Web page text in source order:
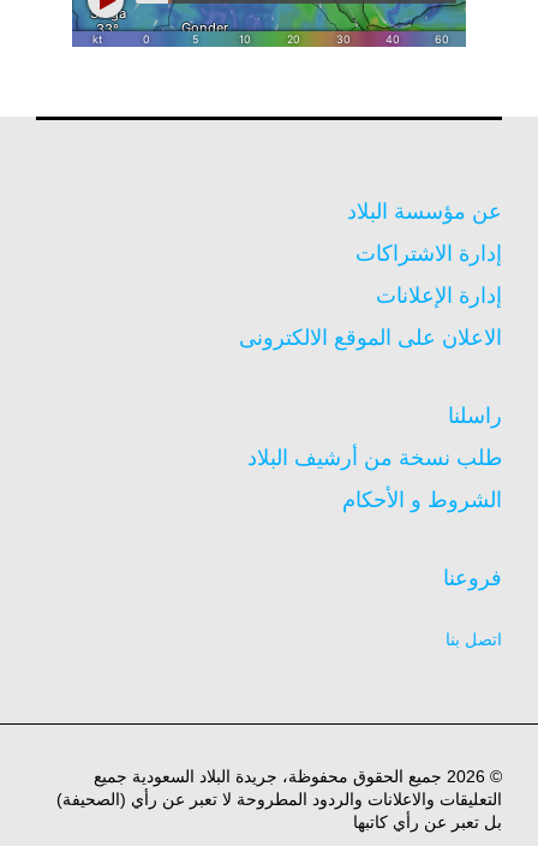
عن مؤسسة البلاد
إدارة الاشتراكات
إدارة الإعلانات
الاعلان على الموقع الالكترونى
راسلنا
طلب نسخة من أرشيف البلاد
الشروط و الأحكام
فروعنا
اتصل بنا
© 2026 جميع الحقوق محفوظة، جريدة البلاد السعودية جميع
التعليقات والاعلانات والردود المطروحة لا تعبر عن رأي (الصحيفة)
بل تعبر عن رأي كاتبها